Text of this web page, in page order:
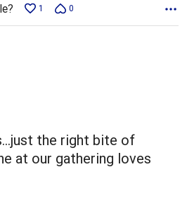
1 0
the right bite of
at our gathering loves